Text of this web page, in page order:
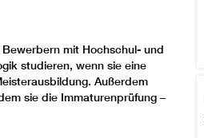
mit Hochschul- und
studieren, wenn sie eine
Außerdem
sie die Immaturenprüfung –